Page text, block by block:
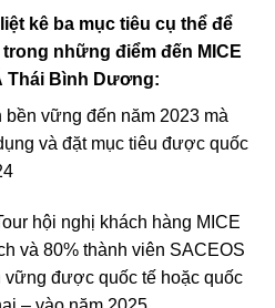
kê ba mục tiêu cụ thể để
những điểm đến MICE
Thái Bình Dương:
vững đến năm 2023 mà
và đặt mục tiêu được quốc
hội nghị khách hàng MICE
và 80% thành viên SACEOS
được quốc tế hoặc quốc